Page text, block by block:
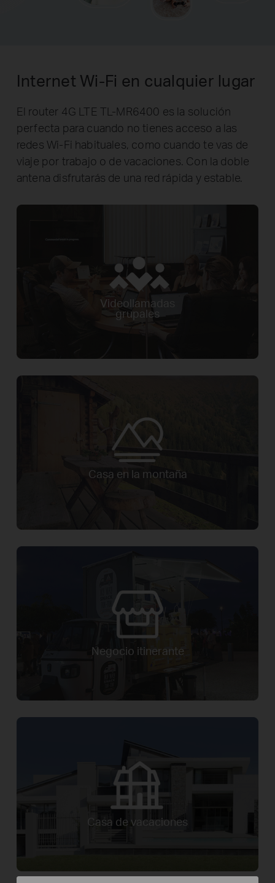
Internet Wi-Fi en cualquier lugar
El router 4G LTE TL-MR6400 es la solución
perfecta para cuando no tienes acceso a las
redes Wi-Fi habituales, como cuando te vas de
viaje por trabajo o de vacaciones. Con la doble
antena disfrutarás de una red rápida y estable.
Videollamadas
grupales
Casa en la montaña
Negocio itinerante
Casa de vacaciones